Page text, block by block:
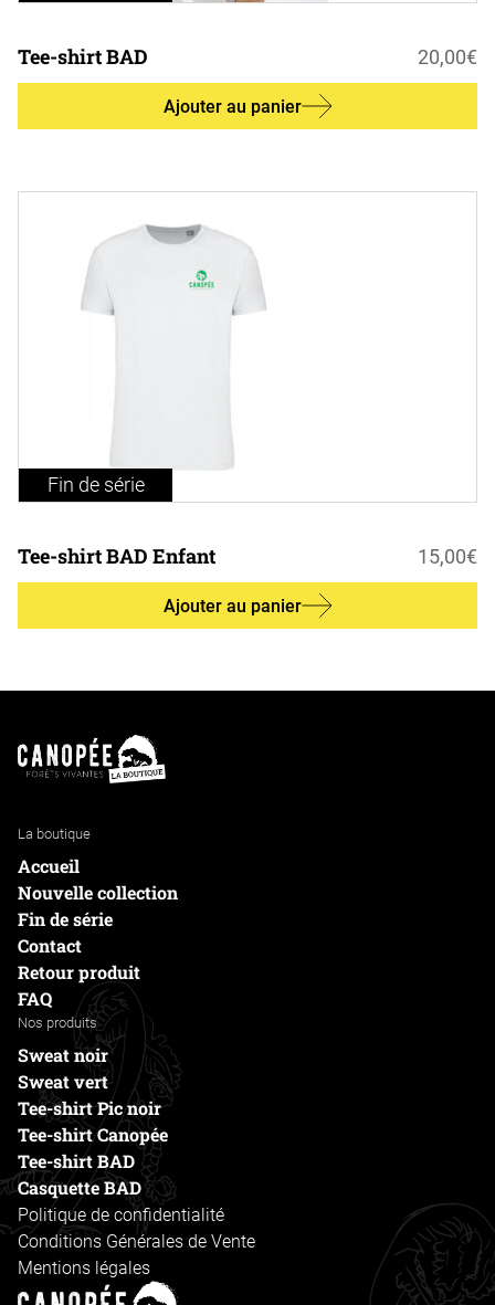
Tee-shirt BAD 20,00€
Ajouter au panier
Fin de série
Tee-shirt BAD Enfant 15,00€
Ajouter au panier
La boutique
Accueil
Nouvelle collection
Fin de série
Contact
Retour produit
FAQ
Nos produits
Sweat noir
Sweat vert
Tee-shirt Pic noir
Tee-shirt Canopée
Tee-shirt BAD
Casquette BAD
Politique de confidentialité
Conditions Générales de Vente
Mentions légales